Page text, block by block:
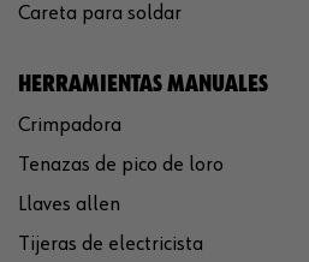
Careta para soldar
HERRAMIENTAS MANUALES
Crimpadora
Tenazas de pico de loro
Llaves allen
Tijeras de electricista